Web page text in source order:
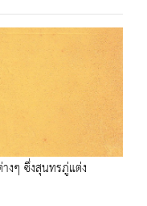
งๆ ซึ่งสุนทรภู่แต่ง